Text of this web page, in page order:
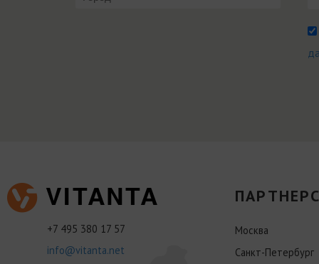
+7 495 380 17 57
info@vitanta.net
Москва
Санкт-Петербург